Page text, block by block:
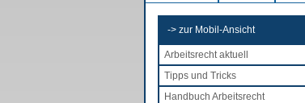
-> zur Mobil-Ansicht
Arbeitsrecht aktuell
Tipps und Tricks
Handbuch Arbeitsrecht